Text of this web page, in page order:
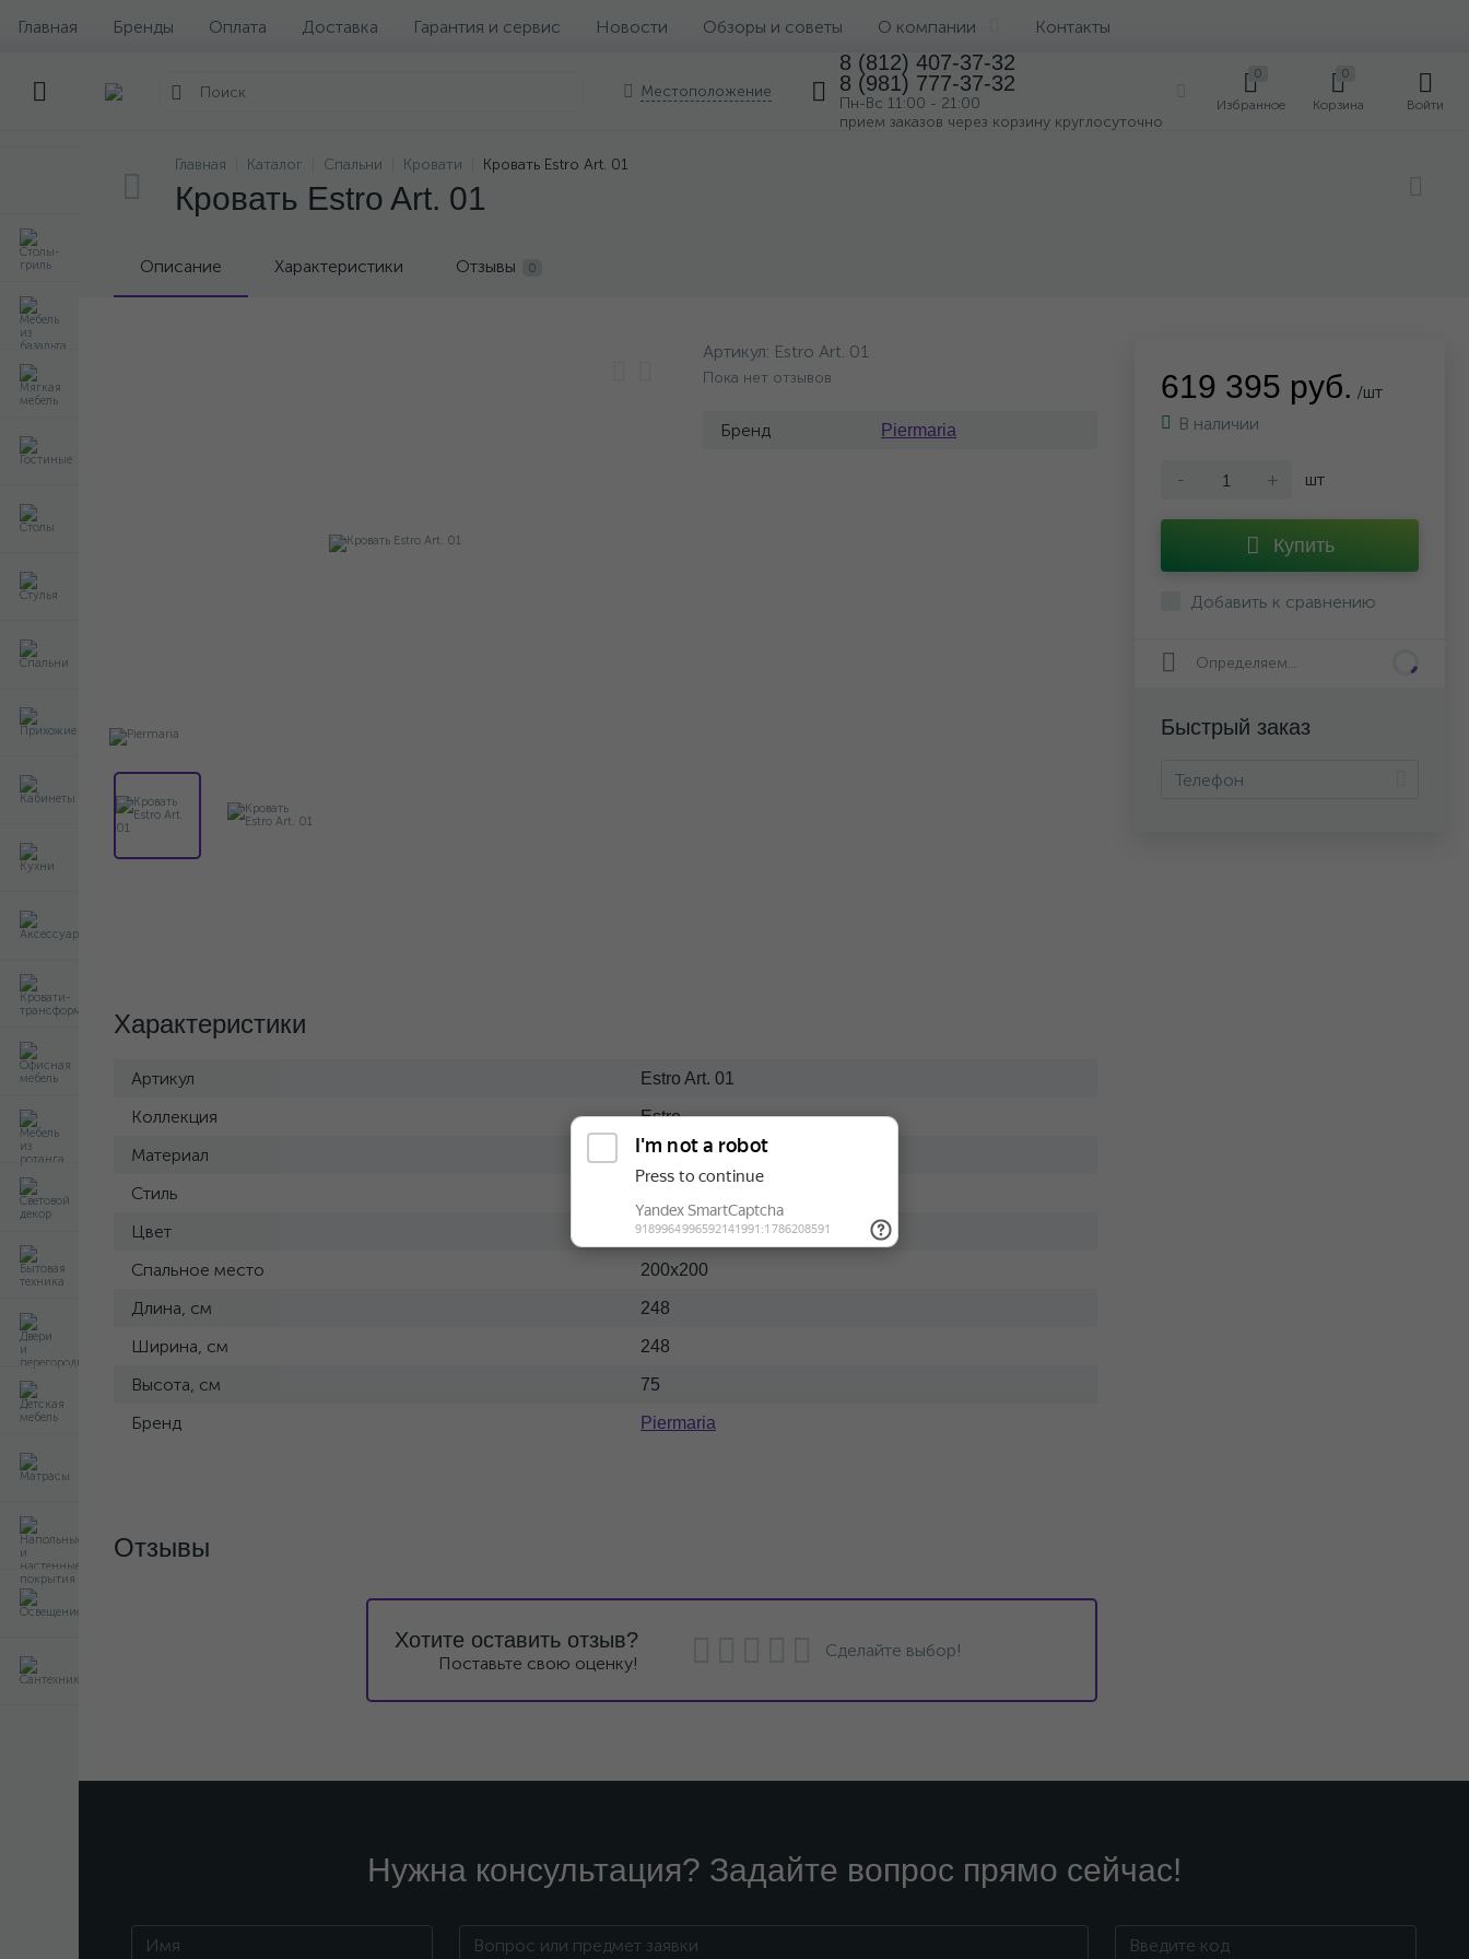
Главная Бренды Оплата Доставка Гарантия и сервис Новости Обзоры и советы О компании Контакты
Местоположение
8 (812) 407-37-32
8 (981) 777-37-32
Пн-Вс 11:00 - 21:00
прием заказов через корзину круглосуточно
0
Избранное
0
Корзина Войти
Главная Каталог Спальни Кровати Кровать Estro Art. 01
Кровать Estro Art. 01
Описание Характеристики Отзывы 0
Артикул: Estro Art. 01
Пока нет отзывов
Бренд Piermaria
Характеристики
Артикул Estro Art. 01
Коллекция Estro
Материал Массив-ткань
Стиль
Цвет Темный
Спальное место 200x200
Длина, см 248
Ширина, см 248
Высота, см 75
Бренд Piermaria
619 395 руб. /шт
В наличии
- + шт
Купить
Добавить к сравнению
Определяем...
Быстрый заказ
Отзывы
Хотите оставить отзыв?
Поставьте свою оценку!
Сделайте выбор!
Нужна консультация? Задайте вопрос прямо сейчас!